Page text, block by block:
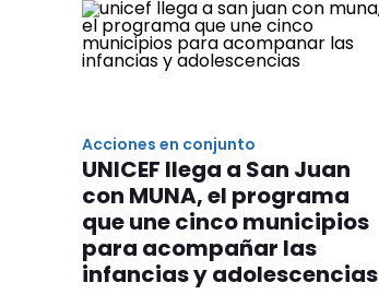
Acciones en conjunto
UNICEF llega a San Juan
con MUNA, el programa
que une cinco municipios
para acompañar las
infancias y adolescencias